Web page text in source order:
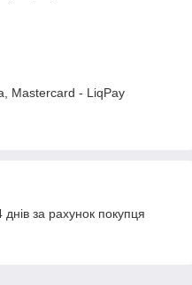
Mastercard - LiqPay
за рахунок покупця